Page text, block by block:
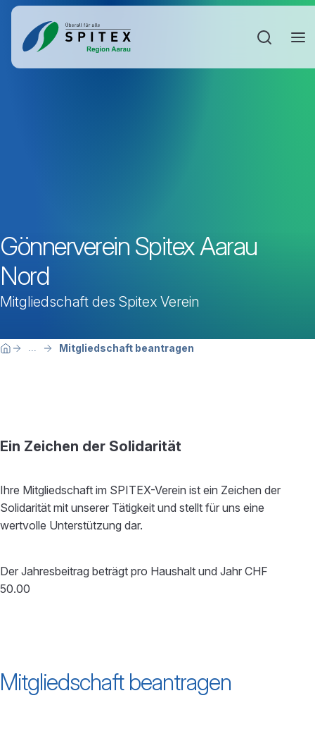
Gönnerverein Spitex Aarau
Nord
Mitgliedschaft des Spitex Verein
Breadcrumbnavigation
Sie befinden sich hier:
Home ... Mitgliedschaft beantragen
Ein Zeichen der Solidarität
Ihre Mitgliedschaft im SPITEX-Verein ist ein Zeichen der
Solidarität mit unserer Tätigkeit und stellt für uns eine
wertvolle Unterstützung dar.
Der Jahresbeitrag beträgt pro Haushalt und Jahr CHF
50.00
Mitgliedschaft beantragen